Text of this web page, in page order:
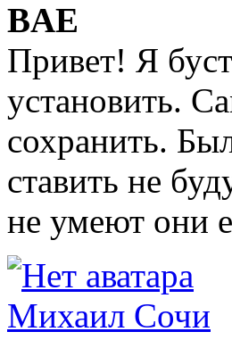
BAE
Привет! Я
установить.
сохранить.
ставить не
не умеют они
Михаил Сочи